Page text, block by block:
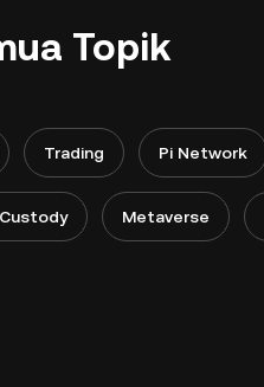
Topik
Trading Pi Network
Metaverse